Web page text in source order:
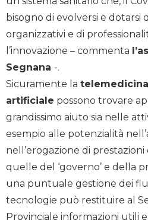
bisogno di evolversi e dotarsi
organizzativi e di
l’innovazione – commenta
Segnana -.
Sicuramente la telemedicina
artificiale possono trovare
grandissimo aiuto sia nelle
esempio alle potenzialità
nell’erogazione di prestazioni
quelle del ‘governo’ e della
una puntuale gestione dei
tecnologie può restituire al
Provinciale informazioni utili